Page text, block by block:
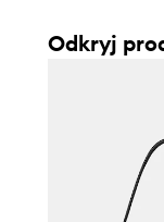
Odkryj